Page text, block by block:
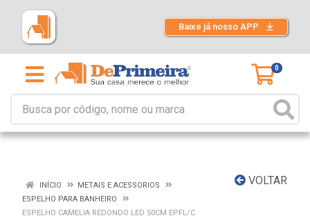
Baixe já nosso APP
0
VOLTAR
INÍCIO
METAIS E ACESSORIOS
ESPELHO PARA BANHEIRO
ESPELHO CAMELIA REDONDO LED 50CM EPFL/C